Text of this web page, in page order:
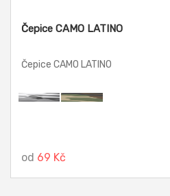
Čepice CAMO LATINO
Čepice CAMO LATINO
od 69 Kč